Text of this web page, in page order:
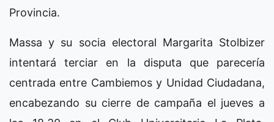
Provincia.
Massa y su socia electoral Margarita Stolbizer
intentará terciar en la disputa que parecería
centrada entre Cambiemos y Unidad Ciudadana,
encabezando su cierre de campaña el jueves a